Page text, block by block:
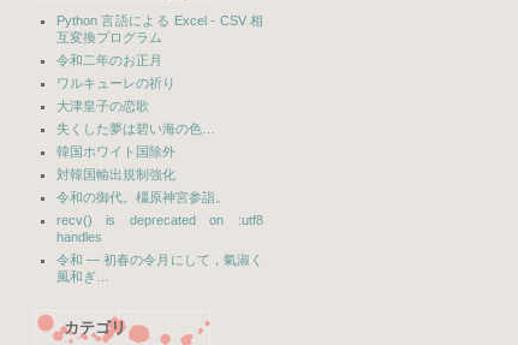
Python 言語による Excel - CSV 相
互変換プログラム
令和二年のお正月
ワルキューレの祈り
大津皇子の恋歌
失くした夢は碧い海の色…
韓国ホワイト国除外
対韓国輸出規制強化
令和の御代。橿原神宮参詣。
recv() is deprecated on :utf8
handles
令和 — 初春の令月にして，氣淑く
風和ぎ…
カテゴリ